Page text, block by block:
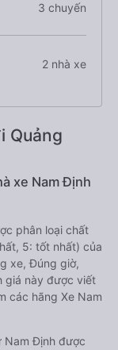
3 chuyến
2 nhà xe
Quảng
xe Nam Định
phân loại chất
5: tốt nhất) của
xe, Đúng giờ,
giá này được viết
các hãng Xe Nam
Nam Định được